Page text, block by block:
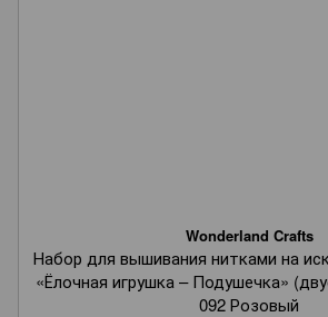
Wonderland Crafts
Набор для вышивания нитками на
«Ёлочная игрушка – Подушечка»
092 Розовый